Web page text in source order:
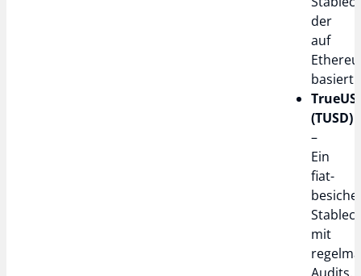
der
auf
basiert.
(TUSD)
–
Ein
fiat-
mit